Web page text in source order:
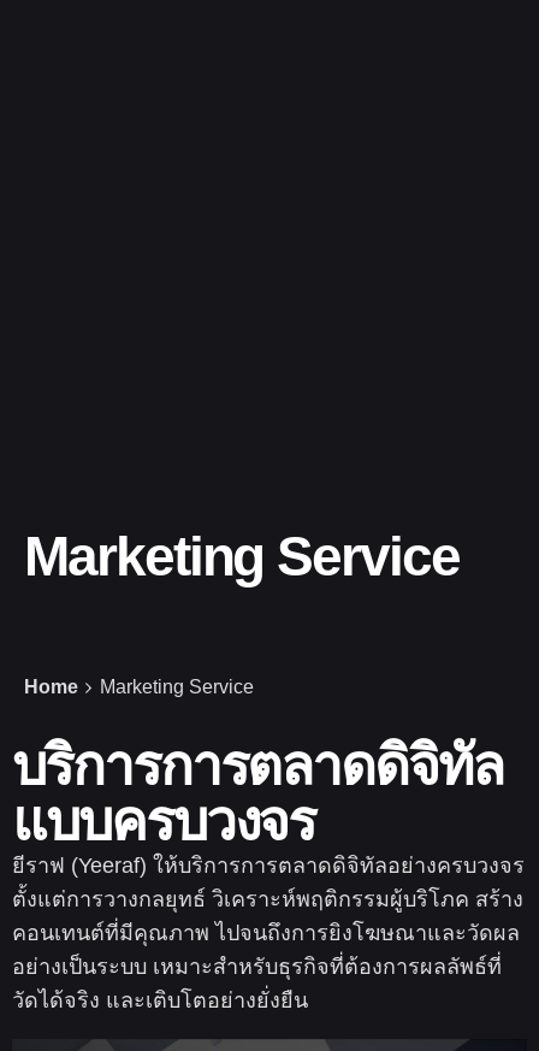
Marketing Service
Home Marketing Service
บริการการตลาดดิจิทัล
แบบครบวงจร
ยีราฟ (Yeeraf) ให้บริการการตลาดดิจิทัลอย่างครบวงจร
ตั้งแต่การวางกลยุทธ์ วิเคราะห์พฤติกรรมผู้บริโภค สร้าง
คอนเทนต์ที่มีคุณภาพ ไปจนถึงการยิงโฆษณาและวัดผล
อย่างเป็นระบบ เหมาะสำหรับธุรกิจที่ต้องการผลลัพธ์ที่
วัดได้จริง และเติบโตอย่างยั่งยืน